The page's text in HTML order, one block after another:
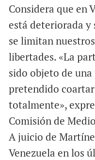
Considera que en
está deteriorada y
se limitan
libertades. «La
sido objeto de
pretendido
totalmente»,
Comisión de
A juicio de
Venezuela en los